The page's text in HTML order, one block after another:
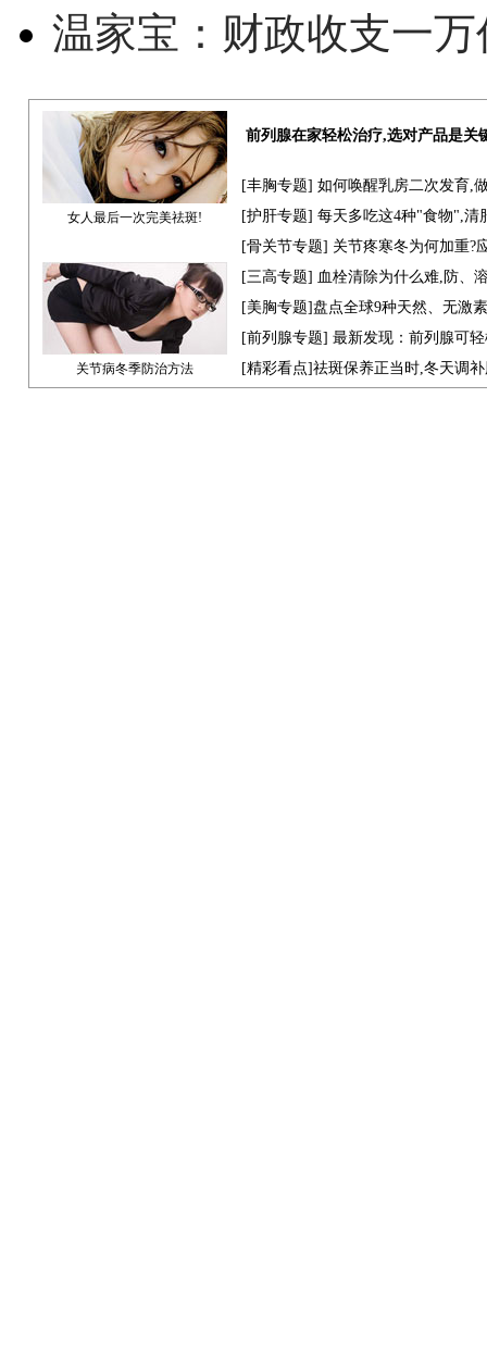
温家宝：财政收支一
女人最后一次完美祛斑!
前列腺在家轻松治疗,选对产品是关
[丰胸专题] 如何唤醒乳房二次发育,
[护肝专题] 每天多吃这4种"食物",清
[骨关节专题] 关节疼寒冬为何加重?
关节病冬季防治方法
[三高专题] 血栓清除为什么难,防、
[美胸专题]盘点全球9种天然、无激
[前列腺专题] 最新发现：前列腺可
[精彩看点]祛斑保养正当时,冬天调